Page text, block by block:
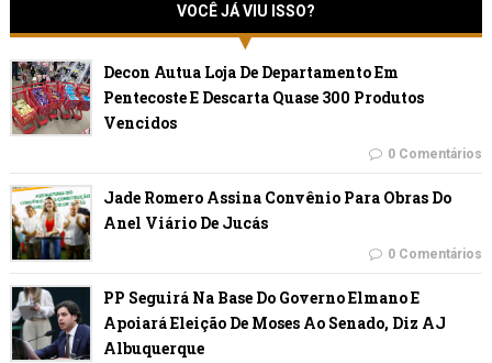
VOCÊ JÁ VIU ISSO?
Decon Autua Loja De Departamento Em
Pentecoste E Descarta Quase 300 Produtos
Vencidos
0 Comentários
Jade Romero Assina Convênio Para Obras Do
Anel Viário De Jucás
0 Comentários
PP Seguirá Na Base Do Governo Elmano E
Apoiará Eleição De Moses Ao Senado, Diz AJ
Albuquerque